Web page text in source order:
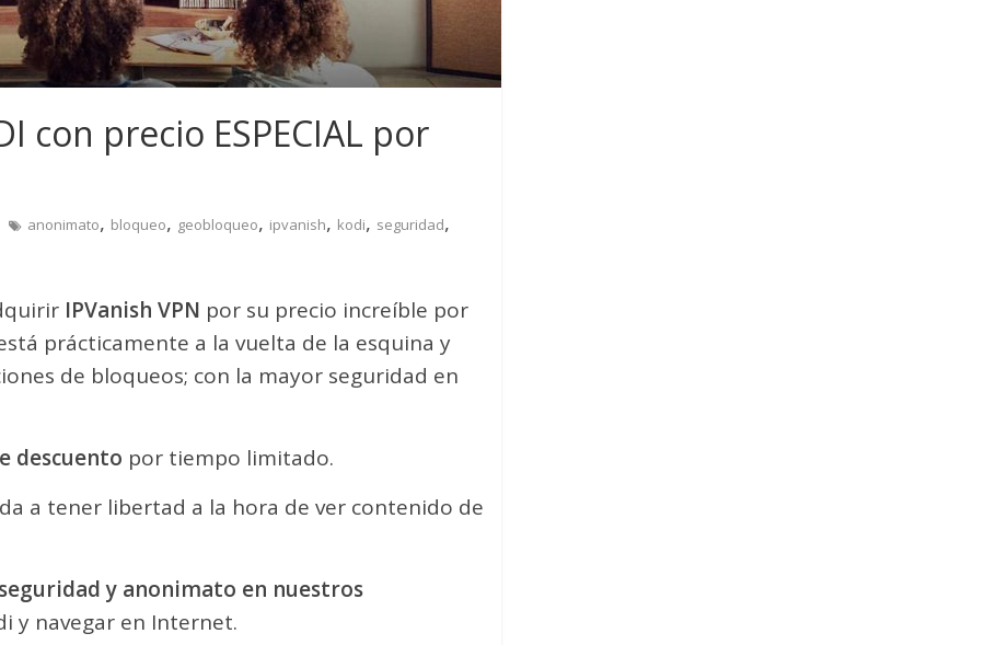
con precio ESPECIAL por
anonimato, bloqueo, geobloqueo, ipvanish, kodi, seguridad,
IPVanish VPN por su precio increíble por
prácticamente a la vuelta de la esquina y
de bloqueos; con la mayor seguridad en
descuento por tiempo limitado.
a tener libertad a la hora de ver contenido de
seguridad y anonimato en nuestros
y navegar en Internet.